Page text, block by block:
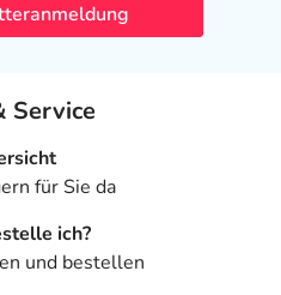
Service
für Sie da
ich?
und bestellen